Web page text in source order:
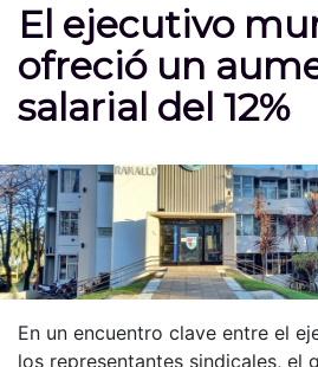
El ejecutivo
ofreció un
salarial del 12%
En un encuentro clave entre el
los representantes sindicales, el